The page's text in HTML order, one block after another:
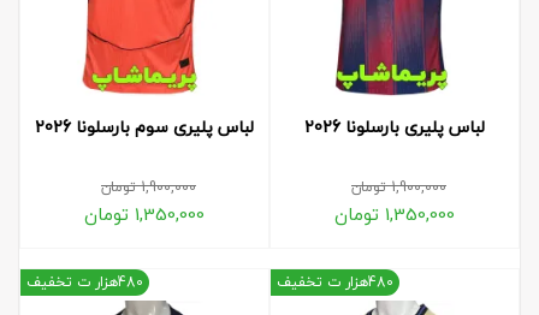
لباس پلیری بارسلونا 2026
1,900,000تومان
1,350,000 تومان
لباس پلیری سوم بارسلونا 2026
1,900,000تومان
1,350,000 تومان
480هزار ت تخفیف 480هزار ت تخفیف